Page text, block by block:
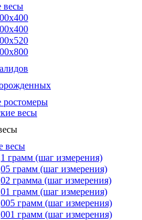
весы
весы
весы
грамм (шаг измерения)
грамм (шаг измерения)
грамма (шаг измерения)
грамм (шаг измерения)
грамм (шаг измерения)
грамм (шаг измерения)